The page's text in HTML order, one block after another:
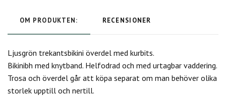
OM PRODUKTEN: RECENSIONER
Ljusgrön trekantsbikini överdel med kurbits.
Bikinibh med knytband. Helfodrad och med urtagbar vaddering.
Trosa och överdel går att köpa separat om man behöver olika
storlek upptill och nertill.